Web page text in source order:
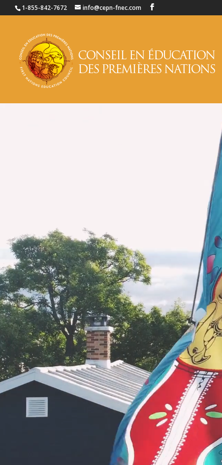
1-855-842-7672 info@cepn-fnec.com